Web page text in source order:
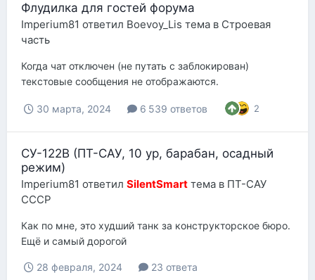
Флудилка для гостей форума
Imperium81 ответил Boevoy_Lis тема в Строевая
часть
Когда чат отключен (не путать с заблокирован)
текстовые сообщения не отображаются.
30 марта, 2024 6 539 ответов 2
СУ-122В (ПТ-САУ, 10 ур, барабан, осадный
режим)
Imperium81 ответил SilentSmart тема в ПТ-САУ
СССР
Как по мне, это худший танк за конструкторское бюро.
Ещё и самый дорогой
28 февраля, 2024 23 ответа